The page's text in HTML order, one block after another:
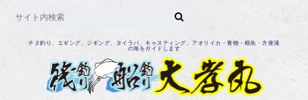
チヌ釣り、エギング、ジギング、タイラバ、キャスティング、アオリイカ・青物・根魚・方座浦
の海をガイドします